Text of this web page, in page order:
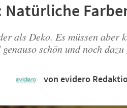
als Deko. Es müssen
schön und noch
von evidero